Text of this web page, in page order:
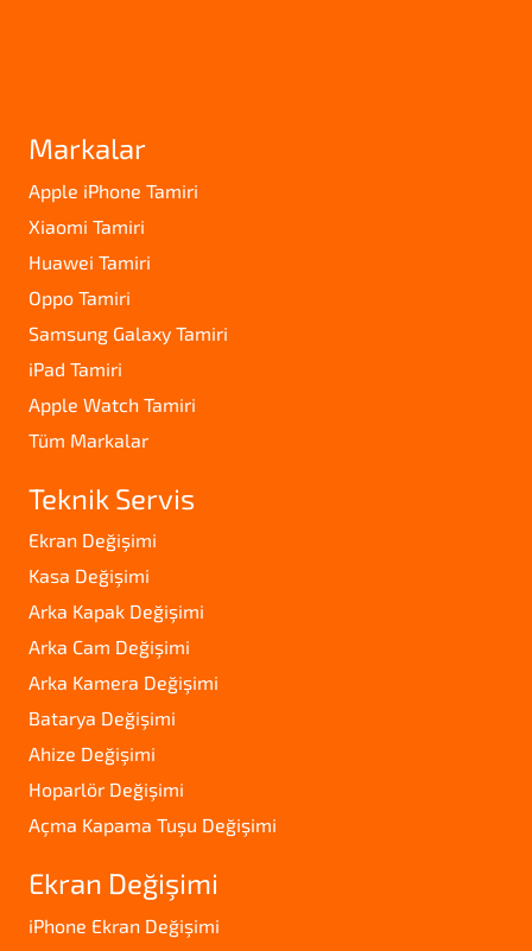
Markalar
Apple iPhone Tamiri
Xiaomi Tamiri
Huawei Tamiri
Oppo Tamiri
Samsung Galaxy Tamiri
iPad Tamiri
Apple Watch Tamiri
Tüm Markalar
Teknik Servis
Ekran Değişimi
Kasa Değişimi
Arka Kapak Değişimi
Arka Cam Değişimi
Arka Kamera Değişimi
Batarya Değişimi
Ahize Değişimi
Hoparlör Değişimi
Açma Kapama Tuşu Değişimi
Ekran Değişimi
iPhone Ekran Değişimi